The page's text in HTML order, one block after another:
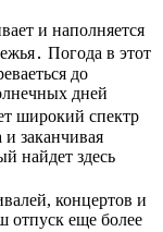
и наполняется
Погода в этот
до
дней
широкий спектр
заканчивая
найдет здесь
концертов и
отпуск еще более